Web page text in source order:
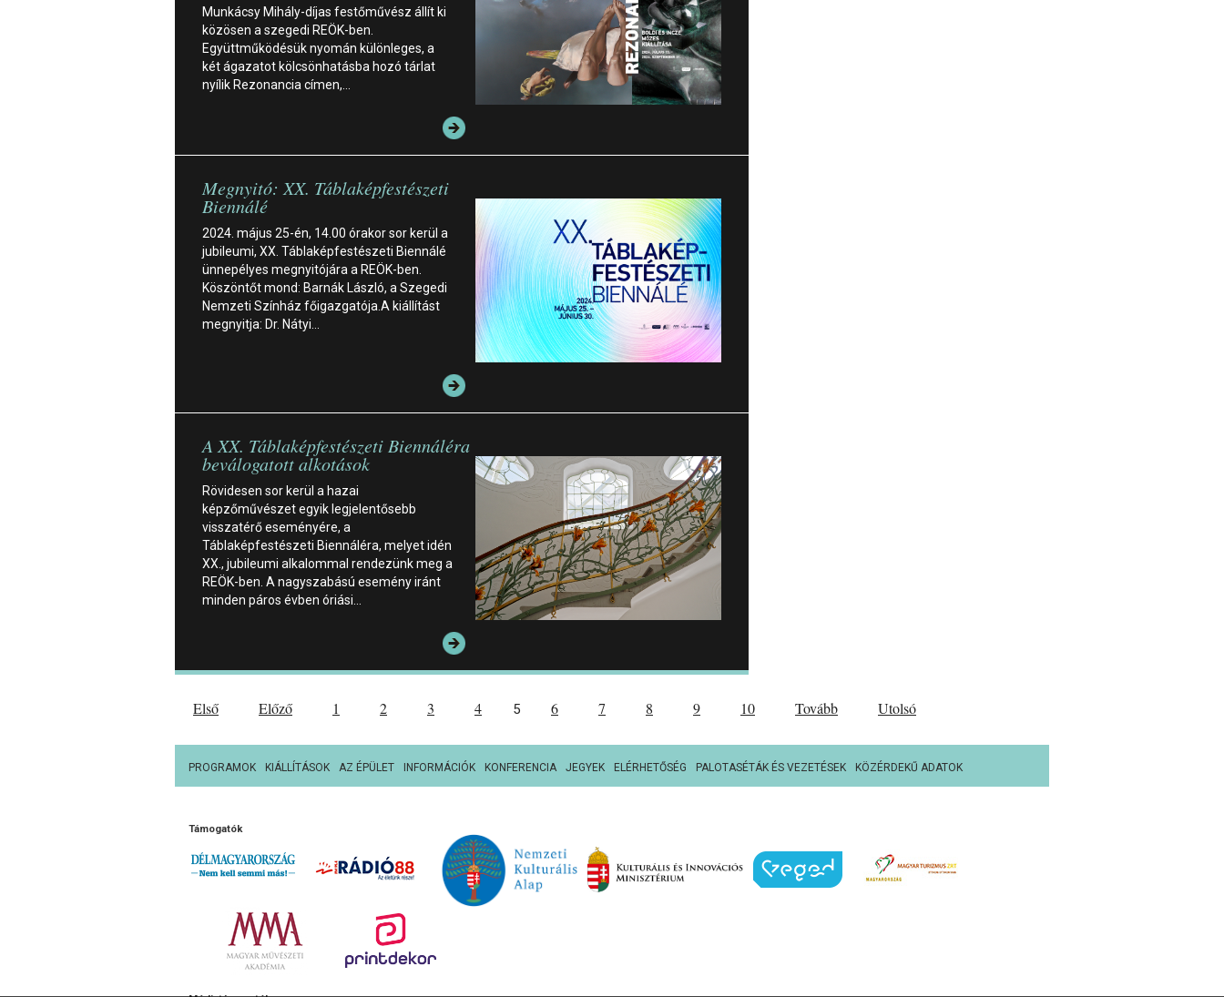
Munkácsy Mihály-díjas festőművész állít ki
közösen a szegedi REÖK-ben.
Együttműködésük nyomán különleges, a
két ágazatot kölcsönhatásba hozó tárlat
nyílik Rezonancia címen,…
Megnyitó: XX. Táblaképfestészeti
Biennálé
2024. május 25-én, 14.00 órakor sor kerül a
jubileumi, XX. Táblaképfestészeti Biennálé
ünnepélyes megnyitójára a REÖK-ben.
Köszöntőt mond: Barnák László, a Szegedi
Nemzeti Színház főigazgatója.A kiállítást
megnyitja: Dr. Nátyi…
A XX. Táblaképfestészeti Biennáléra
beválogatott alkotások
Rövidesen sor kerül a hazai
képzőművészet egyik legjelentősebb
visszatérő eseményére, a
Táblaképfestészeti Biennáléra, melyet idén
XX., jubileumi alkalommal rendezünk meg a
REÖK-ben. A nagyszabású esemény iránt
minden páros évben óriási…
Első Előző 1 2 3 4 5 6 7 8 9 10 Tovább Utolsó
PROGRAMOK KIÁLLÍTÁSOK AZ ÉPÜLET INFORMÁCIÓK KONFERENCIA JEGYEK ELÉRHETŐSÉG PALOTASÉTÁK ÉS VEZETÉSEK KÖZÉRDEKŰ ADATOK
Támogatók